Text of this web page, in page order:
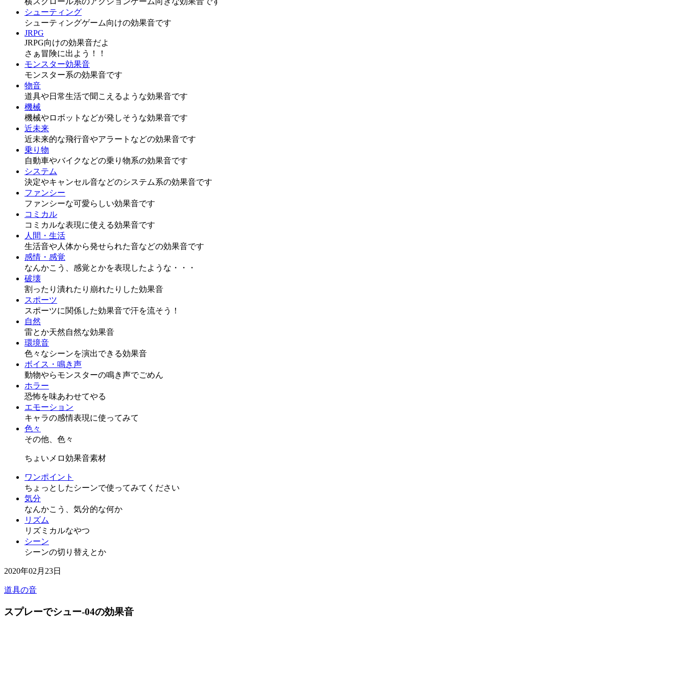
シューティング
シューティングゲーム向けの効果音です
JRPG
JRPG向けの効果音だよ
さぁ冒険に出よう！！
モンスター効果音
モンスター系の効果音です
物音
道具や日常生活で聞こえるような効果音です
機械
機械やロボットなどが発しそうな効果音です
近未来
近未来的な飛行音やアラートなどの効果音です
乗り物
自動車やバイクなどの乗り物系の効果音です
システム
決定やキャンセル音などのシステム系の効果音です
ファンシー
ファンシーな可愛らしい効果音です
コミカル
コミカルな表現に使える効果音です
人間・生活
生活音や人体から発せられた音などの効果音です
感情・感覚
なんかこう、感覚とかを表現したような・・・
破壊
割ったり潰れたり崩れたりした効果音
スポーツ
スポーツに関係した効果音で汗を流そう！
自然
雷とか天然自然な効果音
環境音
色々なシーンを演出できる効果音
ボイス・鳴き声
動物やらモンスターの鳴き声でごめん
ホラー
恐怖を味あわせてやる
エモーション
キャラの感情表現に使ってみて
色々
その他、色々
ちょいメロ効果音素材
ワンポイント
ちょっとしたシーンで使ってみてください
気分
なんかこう、気分的な何か
リズム
リズミカルなやつ
シーン
シーンの切り替えとか
2020年02月23日
道具の音
スプレーでシュー-04の効果音